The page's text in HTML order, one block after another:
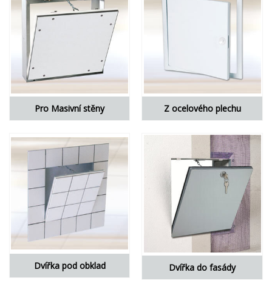
Pro Masivní stěny Z ocelového plechu
Dvířka pod obklad Dvířka do fasády